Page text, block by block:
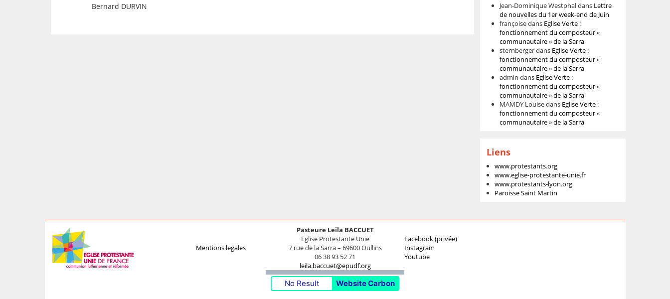
Bernard DURVIN
Jean-Dominique Westphaldans Lettre
de nouvelles du 1er week-end de Juin
françoisedans Eglise Verte :
fonctionnement du composteur «
communautaire » de la Sarra
sternbergerdans Eglise Verte :
fonctionnement du composteur «
communautaire » de la Sarra
admin dans Eglise Verte :
fonctionnement du composteur «
communautaire » de la Sarra
MAMDY Louisedans Eglise Verte :
fonctionnement du composteur «
communautaire » de la Sarra
Liens
www.protestants.org
www.eglise-protestante-unie.fr
www.protestants-lyon.org
Paroisse Saint Martin
Mentions legales
Pasteure Leila BACCUET
Eglise Protestante Unie
7 rue de la Sarra – 69600 Oullins
06 38 93 52 71
leila.baccuet@epudf.org
Facebook (privée)
Instagram
Youtube
No Result Website Carbon